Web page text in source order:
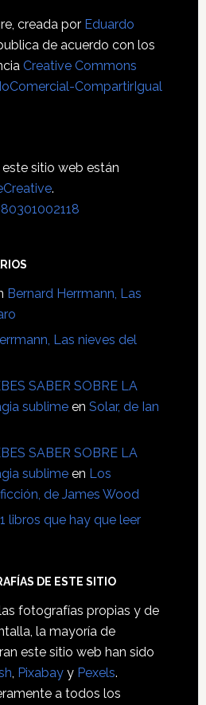
, creada por Eduardo
publica de acuerdo con los
Creative Commons
CompartirIgual
sitio web están
.
Bernard Herrmann, Las
Las nieves del
SABER SOBRE LA
sublimeen Solar, de Ian
SABER SOBRE LA
sublimeen Los
de James Wood
libros que hay que leer
DE ESTE SITIO
fotografías propias y de
la mayoría de
este sitio web han sido
Pixabayy Pexels.
a todos los